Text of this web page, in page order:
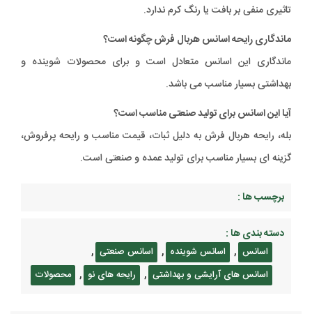
تاثیری منفی بر بافت یا رنگ کرم ندارد.
ماندگاری رایحه اسانس هربال فرش چگونه است؟
ماندگاری این اسانس متعادل است و برای محصولات شوینده و
بهداشتی بسیار مناسب می باشد.
آیا این اسانس برای تولید صنعتی مناسب است؟
بله، رایحه هربال فرش به دلیل ثبات، قیمت مناسب و رایحه پرفروش،
گزینه ای بسیار مناسب برای تولید عمده و صنعتی است.
برچسب ها :
دسته بندی ها :
اسانس , اسانس شوینده , اسانس صنعتی ,
اسانس های آرایشی و بهداشتی , رایحه های نو , محصولات